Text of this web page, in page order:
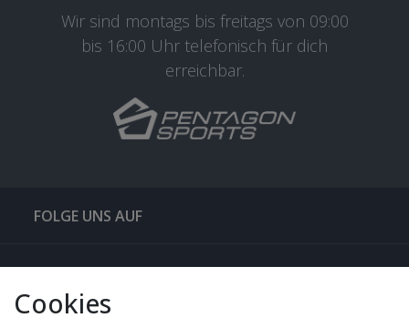
Wir sind montags bis freitags von 09:00
bis 16:00 Uhr telefonisch für dich
erreichbar.
FOLGE UNS AUF
QUICKLINKS & TIPPS
Cookies